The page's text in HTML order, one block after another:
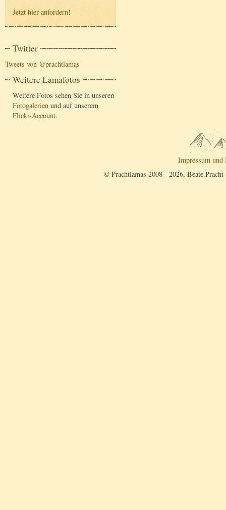
Jetzt hier anfordern!
Twitter
Tweets von @prachtlamas
Weitere Lamafotos
Weitere Fotos sehen Sie in unseren
Fotogalerien und auf unserem
Flickr-Account.
Impressum und
© Prachtlamas 2008 - 2026, Beate Pracht